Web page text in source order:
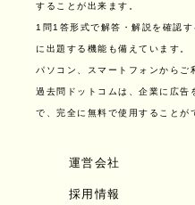
することが出来ます。
1問1答形式で解答・解説を確認
に出題する機能も備えています。
パソコン、スマートフォンからご
過去問ドットコムは、企業に広告
で、完全に無料で使用することが
運営会社
採用情報